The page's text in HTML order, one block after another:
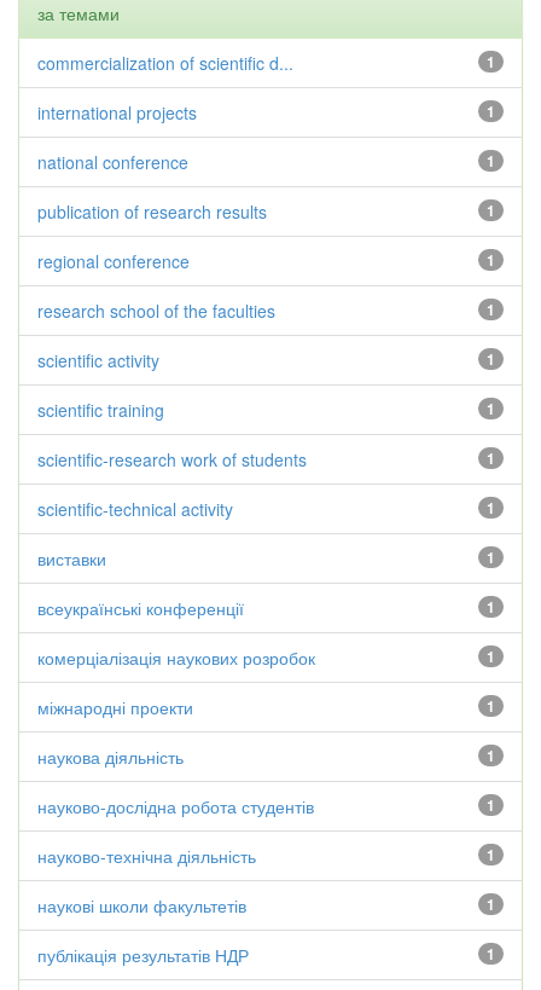
за темами
1
commercialization of scientific d...
1
international projects
1
national conference
1
publication of research results
1
regional conference
1
research school of the faculties
1
scientific activity
1
scientific training
1
scientific-research work of students
1
scientific-technical activity
1
виставки
1
всеукраїнські конференції
1
комерціалізація наукових розробок
1
міжнародні проекти
1
наукова діяльність
1
науково-дослідна робота студентів
1
науково-технічна діяльність
1
наукові школи факультетів
1
публікація результатів НДР